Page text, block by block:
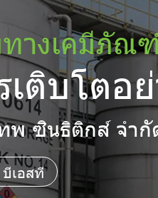
พ ซินธิติกส์ จำ
เอสที